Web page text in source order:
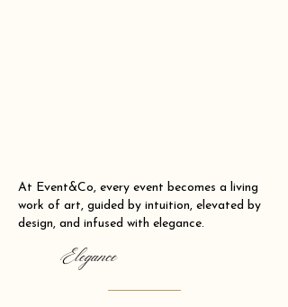
At Event&Co, every event becomes a living
work of art, guided by intuition, elevated by
design, and infused with elegance.
Elegance